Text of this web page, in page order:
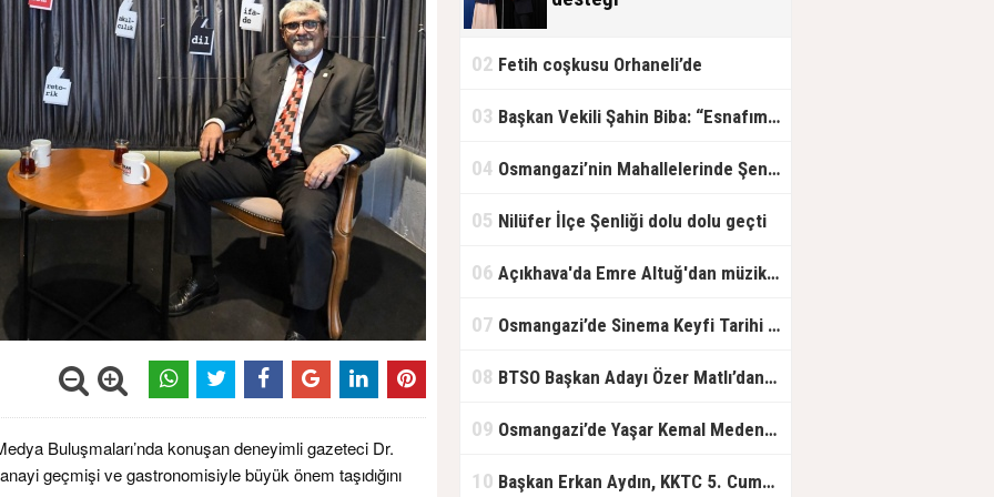
Buluşmaları’nda konuşan deneyimli gazeteci Dr.
geçmişi ve gastronomisiyle büyük önem taşıdığını
02 Fetih coşkusu Orhaneli’de
03 Başkan Vekili Şahin Biba: “Esnafımızın her zaman yanında olacağız”
04 Osmangazi’nin Mahallelerinde Şenlik Var
05 Nilüfer İlçe Şenliği dolu dolu geçti
06 Açıkhava'da Emre Altuğ'dan müzik dolu gece
07 Osmangazi’de Sinema Keyfi Tarihi Surların Gölgesinde Yaşandı
08 BTSO Başkan Adayı Özer Matlı’dan Açıklama: 60 Bin Üyemizin Gücünü, Üyemizle Birlikte Büyüteceğiz.
09 Osmangazi’de Yaşar Kemal Medeniyetler Kütüphanesi Hizmete Açıldı
10 Başkan Erkan Aydın, KKTC 5. Cumhurbaşkanı Ersin Tatar'ı Ağırladı